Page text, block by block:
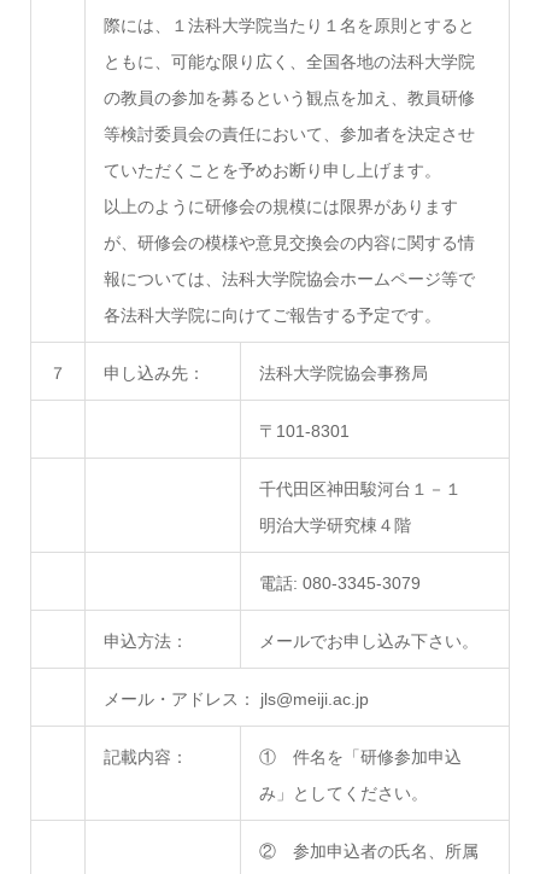
際には、１法科大学院当たり１名を原則とすると
ともに、可能な限り広く、全国各地の法科大学院
の教員の参加を募るという観点を加え、教員研修
等検討委員会の責任において、参加者を決定させ
ていただくことを予めお断り申し上げます。
以上のように研修会の規模には限界があります
が、研修会の模様や意見交換会の内容に関する情
報については、法科大学院協会ホームページ等で
各法科大学院に向けてご報告する予定です。
７ 申し込み先： 法科大学院協会事務局
〒101-8301
千代田区神田駿河台１－１
明治大学研究棟４階
電話: 080-3345-3079
申込方法： メールでお申し込み下さい。
メール・アドレス： jls@meiji.ac.jp
記載内容：
① 件名を「研修参加申込
み」としてください。
② 参加申込者の氏名、所属